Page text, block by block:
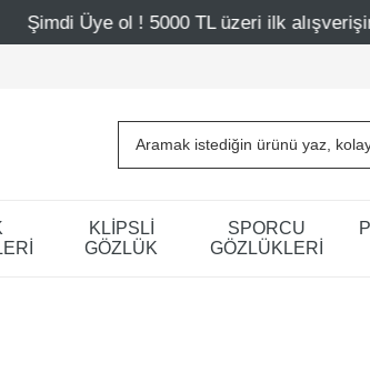
TL üzeri ilk alışverişinde 500 TL indirim
KLİPSLİ
GÖZLÜK
SPORCU
GÖZLÜKLERİ